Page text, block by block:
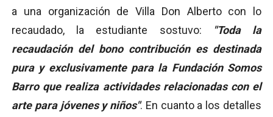
a una organización de Villa Don Alberto con lo
recaudado, la estudiante sostuvo:
"Toda la
recaudación del bono contribución es destinada
pura y exclusivamente para la Fundación Somos
Barro que realiza actividades relacionadas con el
arte para jóvenes y niños". En cuanto a los detalles